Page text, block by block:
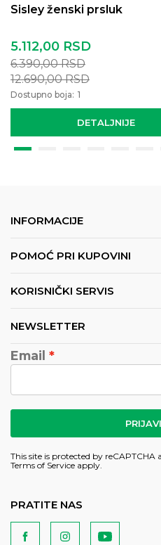
Sisley ženski prsluk
DETALJNIJE
5.112,00 RSD
6.390,00RSD
12.690,00RSD
Dostupno boja: 1
INFORMACIJE
POMOĆ PRI KUPOVINI
KORISNIČKI SERVIS
NEWSLETTER
Email
This site is protected by reCAPTCHA
Terms of Service apply.
PRATITE NAS